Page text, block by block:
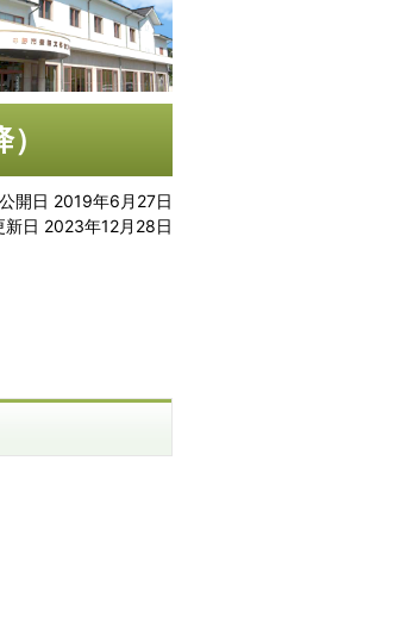
公開日 2019年6月27日
新日 2023年12月28日